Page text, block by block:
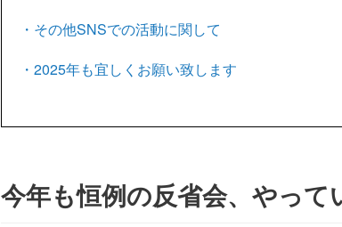
・その他SNSでの活動に関して
・2025年も宜しくお願い致します
今年も恒例の反省会、やっ